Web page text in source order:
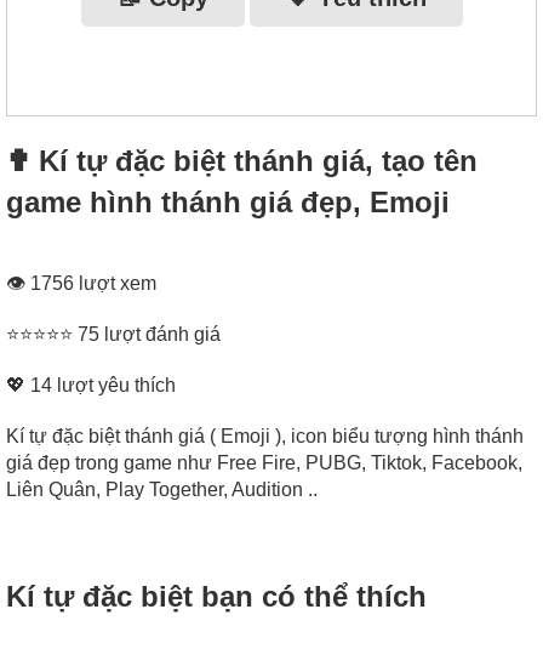
✟ Kí tự đặc biệt thánh giá, tạo tên
game hình thánh giá đẹp, Emoji
👁 1756 lượt xem
⭐⭐⭐⭐⭐ 75 lượt đánh giá
💖 14 lượt yêu thích
Kí tự đặc biệt thánh giá ( Emoji ), icon biểu tượng hình thánh
giá đẹp trong game như Free Fire, PUBG, Tiktok, Facebook,
Liên Quân, Play Together, Audition ..
Kí tự đặc biệt bạn có thể thích